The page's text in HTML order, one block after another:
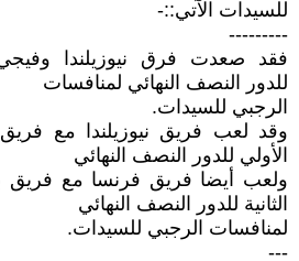
للسيدات الآتي::-
---------
فقد صعدت فرق نيوزيلندا وفيجي
للدور النصف النهائي لمنافسات
الرجبي للسيدات.
وقد لعب فريق نيوزيلندا مع
الأولي للدور النصف النهائي
ولعب أيضا فريق فرنسا مع فريق
الثانية للدور النصف النهائي
لمنافسات الرجبي للسيدات.
---